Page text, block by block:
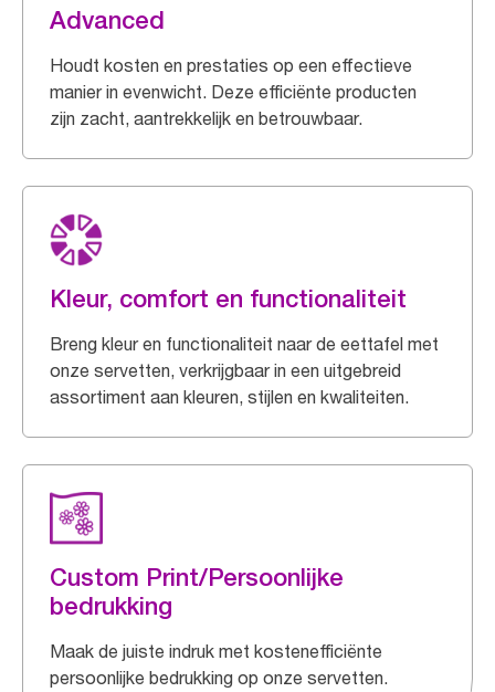
Advanced
Houdt kosten en prestaties op een effectieve
manier in evenwicht. Deze efficiënte producten
zijn zacht, aantrekkelijk en betrouwbaar.
Kleur, comfort en functionaliteit
Breng kleur en functionaliteit naar de eettafel met
onze servetten, verkrijgbaar in een uitgebreid
assortiment aan kleuren, stijlen en kwaliteiten.
Custom Print/Persoonlijke
bedrukking
Maak de juiste indruk met kostenefficiënte
persoonlijke bedrukking op onze servetten.